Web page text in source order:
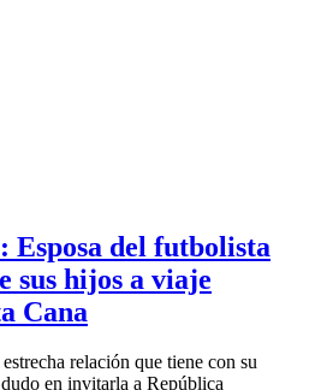
Esposa del futbolista
sus hijos a viaje
Cana
relación que tiene con su
en invitarla a República